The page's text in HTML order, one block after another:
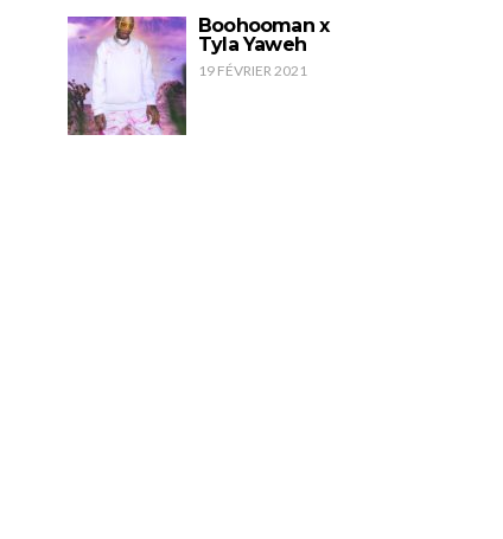
Boohooman x
Tyla Yaweh
19 FÉVRIER 2021